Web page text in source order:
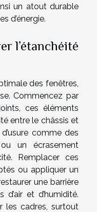
un atout durable
d’énergie.
l’étanchéité
des fenêtres,
Commencez par
ces éléments
entre le châssis et
comme des
un écrasement
Remplacer ces
ou appliquer un
une barrière
et d’humidité.
les cadres, surtout